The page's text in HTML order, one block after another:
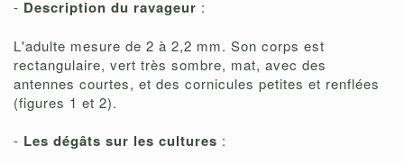
- Description du ravageur :
L'adulte mesure de 2 à 2,2 mm. Son corps est
rectangulaire, vert très sombre, mat, avec des
antennes courtes, et des cornicules petites et renflées
(figures 1 et 2).
- Les dégâts sur les cultures :